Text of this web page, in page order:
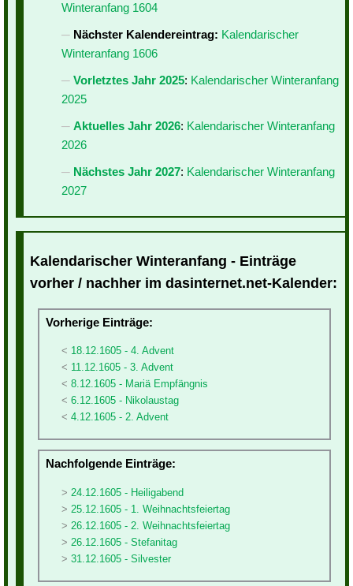
Winteranfang 1604
Nächster Kalendereintrag: Kalendarischer
Winteranfang 1606
Vorletztes Jahr 2025: Kalendarischer Winteranfang
2025
Aktuelles Jahr 2026: Kalendarischer Winteranfang
2026
Nächstes Jahr 2027: Kalendarischer Winteranfang
2027
Kalendarischer Winteranfang - Einträge
vorher / nachher im dasinternet.net-Kalender:
Vorherige Einträge:
18.12.1605 - 4. Advent
11.12.1605 - 3. Advent
8.12.1605 - Mariä Empfängnis
6.12.1605 - Nikolaustag
4.12.1605 - 2. Advent
Nachfolgende Einträge:
24.12.1605 - Heiligabend
25.12.1605 - 1. Weihnachtsfeiertag
26.12.1605 - 2. Weihnachtsfeiertag
26.12.1605 - Stefanitag
31.12.1605 - Silvester